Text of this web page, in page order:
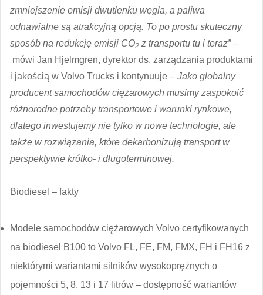
zmniejszenie emisji dwutlenku węgla, a paliwa
odnawialne są atrakcyjną opcją. To po prostu skuteczny
sposób na redukcję emisji CO2 z transportu tu i teraz” –
mówi Jan Hjelmgren, dyrektor ds. zarządzania produktami
i jakością w Volvo Trucks i kontynuuje – Jako globalny
producent samochodów ciężarowych musimy zaspokoić
różnorodne potrzeby transportowe i warunki rynkowe,
dlatego inwestujemy nie tylko w nowe technologie, ale
także w rozwiązania, które dekarbonizują transport w
perspektywie krótko- i długoterminowej.
Biodiesel – fakty
Modele samochodów ciężarowych Volvo certyfikowanych
na biodiesel B100 to Volvo FL, FE, FM, FMX, FH i FH16 z
niektórymi wariantami silników wysokoprężnych o
pojemności 5, 8, 13 i 17 litrów – dostępność wariantów